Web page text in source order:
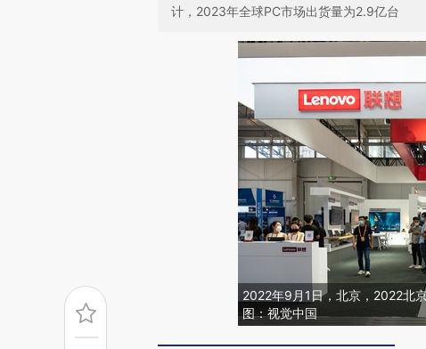
计，2023年全球PC市场出货量为2.9亿台
2022年9月1日，北京，2022北
图：视觉中国